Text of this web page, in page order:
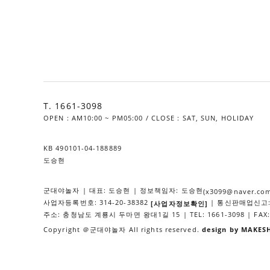
T. 1661-3098
OPEN : AM10:00 ~ PM05:00 / CLOSE : SAT, SUN, HOLIDAY
KB 490101-04-188889
도승현
군대야놀자 | 대표: 도승현 | 정보책임자: 도승현
사업자등록번호: 314-20-38382[사업자정보확인] | 통신판매업신
주소: 충청남도 계룡시 두마면 왕대1길 15 | TEL: 1661-3098 |
Copyright ＠군대야놀자 All rights reserved. design by